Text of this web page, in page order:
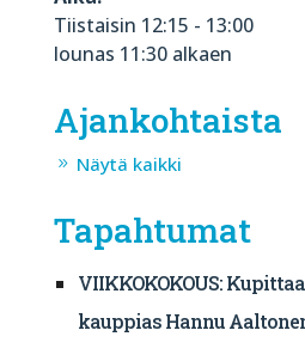
Tiistaisin 12:15 - 13:00
lounas 11:30 alkaen
Ajankohtaista
Näytä kaikki
Tapahtumat
VIIKKOKOKOUS:
kauppias Hannu